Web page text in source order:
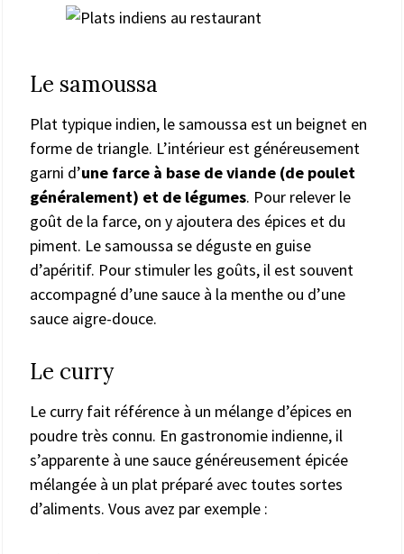
Le samoussa
Plat typique indien, le samoussa est un beignet en
forme de triangle. L’intérieur est généreusement
garni d’une farce à base de viande (de poulet
généralement) et de légumes. Pour relever le
goût de la farce, on y ajoutera des épices et du
piment. Le samoussa se déguste en guise
d’apéritif. Pour stimuler les goûts, il est souvent
accompagné d’une sauce à la menthe ou d’une
sauce aigre-douce.
Le curry
Le curry fait référence à un mélange d’épices en
poudre très connu. En gastronomie indienne, il
s’apparente à une sauce généreusement épicée
mélangée à un plat préparé avec toutes sortes
d’aliments. Vous avez par exemple :